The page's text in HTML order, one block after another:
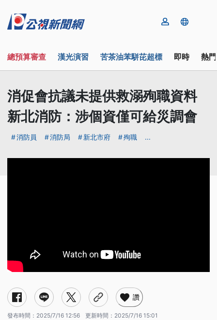
總預算審查 漢光演習 苦茶油苯駢芘超標 即時 熱
消促會抗議未提供救溺殉職資料
新北消防：涉個資僅可給災調會
消防員 消防局 新北市府 殉職 ...
讚
發布時間： 2025/7/16 12:56 更新時間： 2025/7/16 15:01